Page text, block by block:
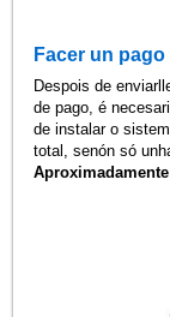
Facer un
Despois de
de pago, é
de instalar o
total, senón só